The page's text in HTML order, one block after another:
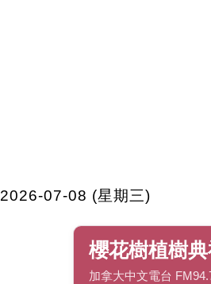
2026-07-08 (星期三)
櫻花樹植樹
加拿大中文電台